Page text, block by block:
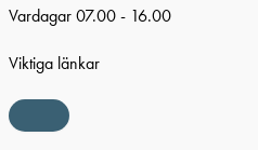
Vardagar 07.00 - 16.00
Viktiga länkar